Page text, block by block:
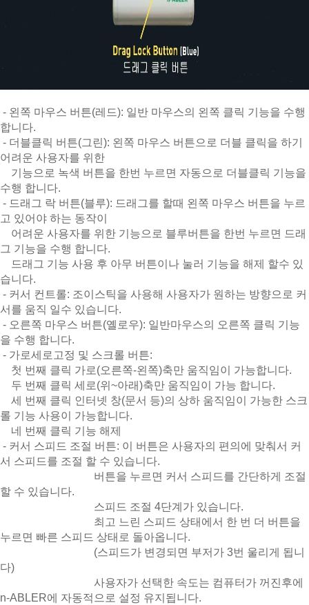
- 왼쪽 마우스 버튼(레드): 일반 마우스의 왼쪽 클릭 기능을 수행
합니다.
- 더블클릭 버튼(그린): 왼쪽 마우스 버튼으로 더블 클릭을 하기
어려운 사용자를 위한
기능으로 녹색 버튼을 한번 누르면 자동으로 더블클릭 기능을
수행 합니다.
- 드래그 락 버튼(블루): 드래그를 할때 왼쪽 마우스 버튼을 누르
고 있어야 하는 동작이
어려운 사용자를 위한 기능으로 블루버튼을 한번 누르면 드래
그 기능을 수행 합니다.
드래그 기능 사용 후 아무 버튼이나 눌러 기능을 해제 할수 있
습니다.
- 커서 컨트롤: 조이스틱을 사용해 사용자가 원하는 방향으로 커
서를 움직 일수 있습니다.
- 오른쪽 마우스 버튼(옐로우): 일반마우스의 오른쪽 클릭 기능
을 수행 합니다.
- 가로세로고정 및 스크롤 버튼:
첫 번째 클릭 가로(오른쪽-왼쪽)축만 움직임이 가능합니다.
두 번째 클릭 세로(위~아래)축만 움직임이 가능 합니다.
세 번째 클릭 인터넷 창(문서 등)의 상하 움직임이 가능한 스크
롤 기능 사용이 가능합니다.
네 번째 클릭 기능 해제
- 커서 스피드 조절 버튼: 이 버튼은 사용자의 편의에 맞춰서 커
서 스피드를 조절 할 수 있습니다.
버튼을 누르면 커서 스피드를 간단하게 조절
할 수 있습니다.
스피드 조절 4단계가 있습니다.
최고 느린 스피드 상태에서 한 번 더 버튼을
누르면 빠른 스피드 상태로 돌아옵니다.
(스피드가 변경되면 부저가 3번 울리게 됩니
다)
사용자가 선택한 속도는 컴퓨터가 꺼진후에
n-ABLER에 자동적으로 설정 유지됩니다.